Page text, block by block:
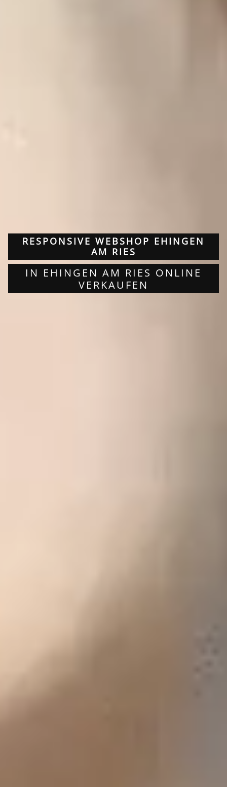
RESPONSIVE WEBSHOP EHINGEN
AM RIES
IN EHINGEN AM RIES ONLINE
VERKAUFEN